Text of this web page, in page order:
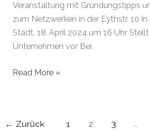
Veranstaltung mit Gründungstipps
zum Netzwerken in der Eythstr. 10 in
Stadt. 18. April 2024 um 16 Uhr
Unternehmen vor Bei
Gründer
2024
Read More »
← Zurück 1 2 3 …